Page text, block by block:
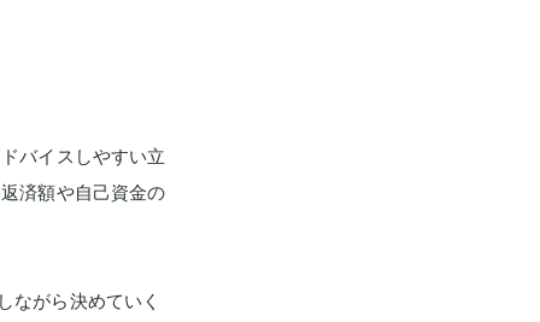
バイスしやすい立
済額や自己資金の
ながら決めていく